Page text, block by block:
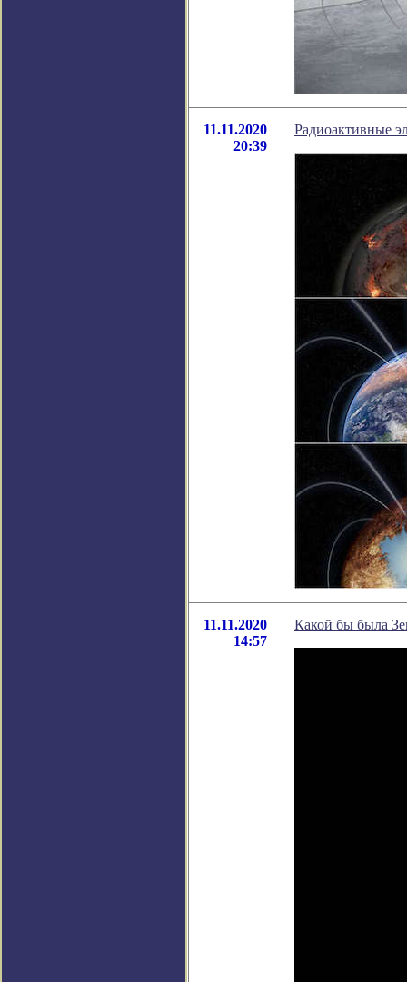
11.11.2020
20:39
Радиоактивные
11.11.2020
14:57
Какой бы была